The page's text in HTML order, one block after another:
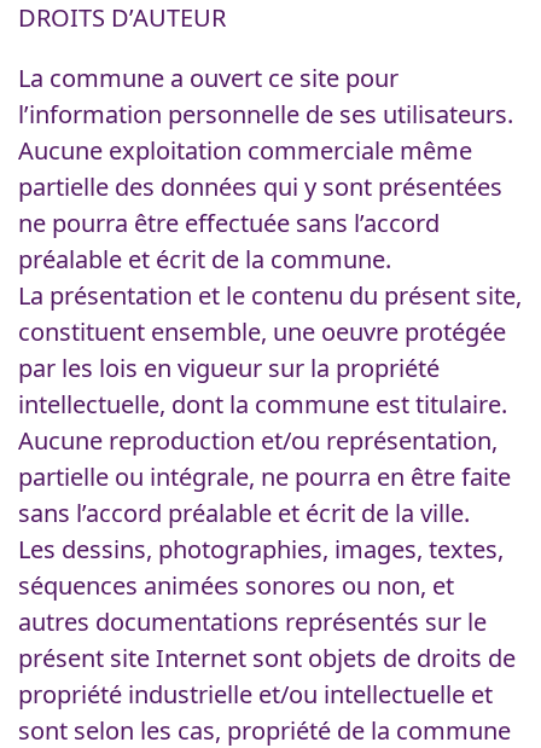
DROITS D’AUTEUR
La commune a ouvert ce site pour
l’information personnelle de ses utilisateurs.
Aucune exploitation commerciale même
partielle des données qui y sont présentées
ne pourra être effectuée sans l’accord
préalable et écrit de la commune.
La présentation et le contenu du présent site,
constituent ensemble, une oeuvre protégée
par les lois en vigueur sur la propriété
intellectuelle, dont la commune est titulaire.
Aucune reproduction et/ou représentation,
partielle ou intégrale, ne pourra en être faite
sans l’accord préalable et écrit de la ville.
Les dessins, photographies, images, textes,
séquences animées sonores ou non, et
autres documentations représentés sur le
présent site Internet sont objets de droits de
propriété industrielle et/ou intellectuelle et
sont selon les cas, propriété de la commune